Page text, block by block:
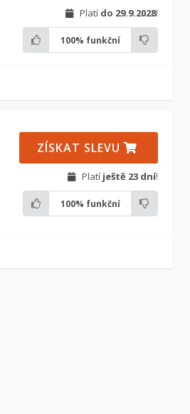
Platí do 29.9.2028!
100% funkční
ZÍSKAT SLEVU
Platí ještě 23 dní!
100% funkční